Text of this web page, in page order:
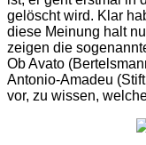
gelöscht wird. Klar
diese Meinung halt
zeigen die
Ob Avato
Antonio-Amadeu
vor, zu wissen,